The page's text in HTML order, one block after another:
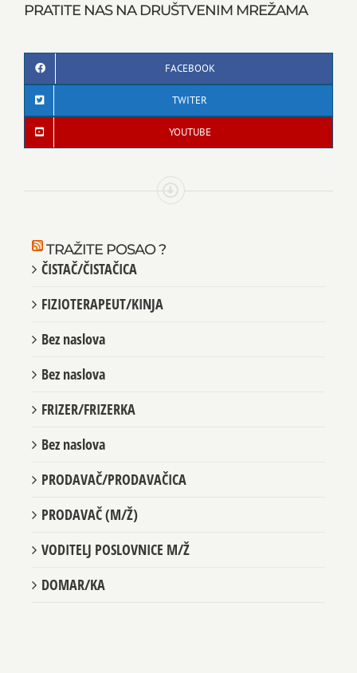
PRATITE NAS NA DRUŠTVENIM MREŽAMA
FACEBOOK
TWITER
YOUTUBE
TRAŽITE POSAO ?
ČISTAČ/ČISTAČICA
FIZIOTERAPEUT/KINJA
Bez naslova
Bez naslova
FRIZER/FRIZERKA
Bez naslova
PRODAVAČ/PRODAVAČICA
PRODAVAČ (M/Ž)
VODITELJ POSLOVNICE M/Ž
DOMAR/KA